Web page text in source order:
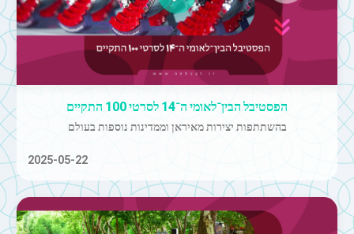
הפסטיבל הבין־לאומי ה־14 לסרטי 100 התקיים
בהשתתפות יצירות מאיראן וממדינות נוספות בעולם
2025-05-22